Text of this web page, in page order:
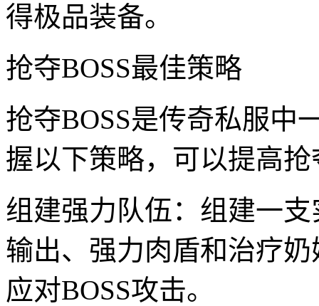
得极品装备。
抢夺BOSS最佳策略
抢夺BOSS是传奇私服中
握以下策略，可以提高抢
组建强力队伍：组建一
输出、强力肉盾和治疗
应对BOSS攻击。